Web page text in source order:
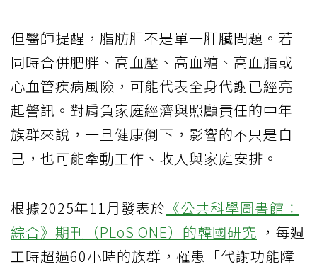
但醫師提醒，脂肪肝不是單一肝臟問題。若
同時合併肥胖、高血壓、高血糖、高血脂或
心血管疾病風險，可能代表全身代謝已經亮
起警訊。對肩負家庭經濟與照顧責任的中年
族群來說，一旦健康倒下，影響的不只是自
己，也可能牽動工作、收入與家庭安排。
根據2025年11月發表於 《公共科學圖書館：
綜合》期刊（PLoS ONE）的韓國研究 ，每週
工時超過60小時的族群，罹患「代謝功能障